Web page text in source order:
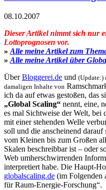
08.10.2007
Dieser Artikel nimmt sich nur
Lottoprognosen vor.
» Alle meine Artikel zum
» Alle meine Artikel über
ÜberBloggerei.de und (Update:)
damaligen Inhalte von
ich da auf etwas gestoßen, das
„Global Scaling“ nennt, eine,
es mal Sichtweise der Welt, bei
mit einer stehenden Welle
soll und die anscheinend darauf
vom Kleinen bis zum Großen
Skalen beschreibbar ist – oder
Web umherschwirrenden
interpretiert habe. Die Haupt-
globalscaling.de (im Folgenden
für Raum-Energie-Forschung“.